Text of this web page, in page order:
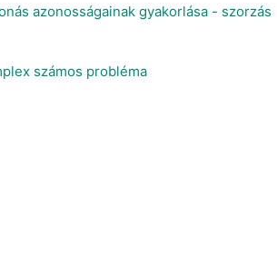
azonosságainak gyakorlása - szorzás
számos probléma